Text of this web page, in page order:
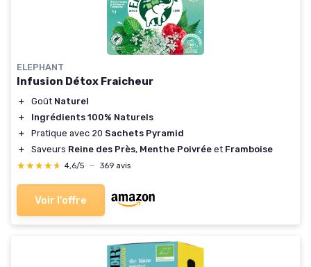
ELEPHANT
Infusion Détox Fraicheur
＋ Goût Naturel
＋
Ingrédients 100% Naturels
＋
Pratique avec 20 Sachets Pyramid
＋
Saveurs Reine des Près, Menthe Poivrée et Framboise
★★★★★
★★★★★ 4,6/5 — 369 avis
Voir l'offre